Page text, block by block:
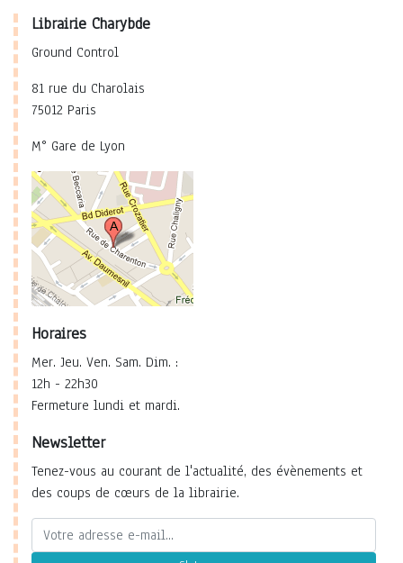
Librairie Charybde
Ground Control
81 rue du Charolais
75012 Paris
M° Gare de Lyon
Horaires
Mer. Jeu. Ven. Sam. Dim. :
12h - 22h30
Fermeture lundi et mardi.
Newsletter
Tenez-vous au courant de l'actualité, des évènements et
des coups de cœurs de la librairie.